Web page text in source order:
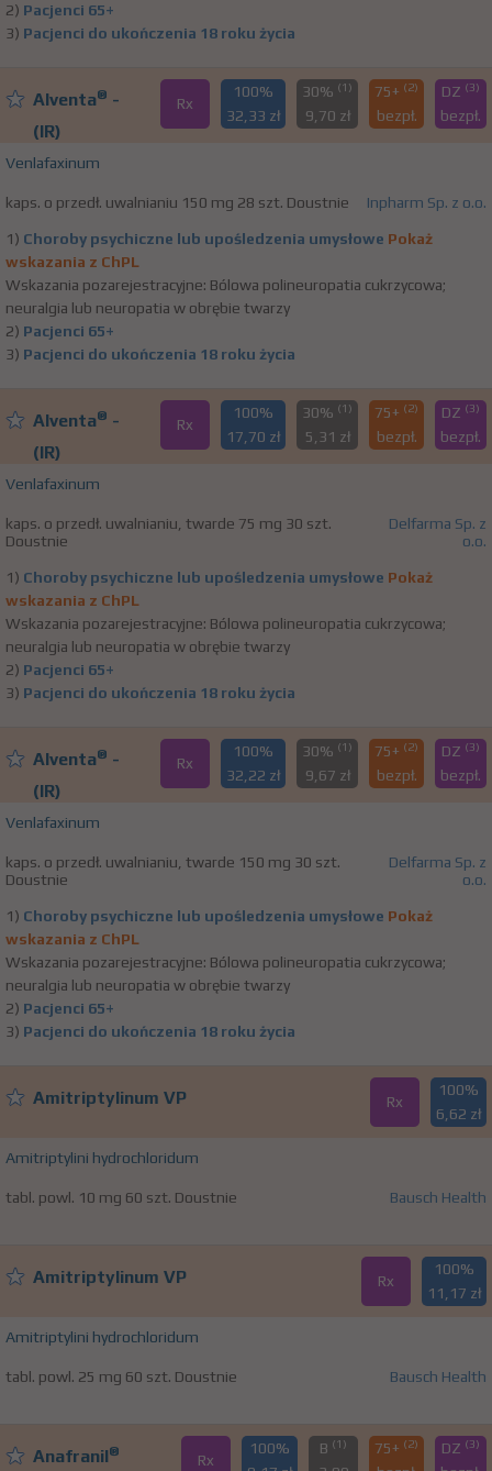
2) Pacjenci 65+
3) Pacjenci do ukończenia 18 roku życia
Alventa® -
(IR)
Rx
100%
32,33 zł
30% (1)
9,70 zł
75+ (2)
bezpł.
DZ (3)
bezpł.
Venlafaxinum
kaps. o przedł. uwalnianiu 150 mg 28 szt. Doustnie Inpharm Sp. z o.o.
1) Choroby psychiczne lub upośledzenia umysłowe Pokaż
wskazania z ChPL
Wskazania pozarejestracyjne: Bólowa polineuropatia cukrzycowa;
neuralgia lub neuropatia w obrębie twarzy
2) Pacjenci 65+
3) Pacjenci do ukończenia 18 roku życia
Alventa® -
(IR)
Rx
100%
17,70 zł
30% (1)
5,31 zł
75+ (2)
bezpł.
DZ (3)
bezpł.
Venlafaxinum
kaps. o przedł. uwalnianiu, twarde 75 mg 30 szt.
Doustnie
Delfarma Sp. z
o.o.
1) Choroby psychiczne lub upośledzenia umysłowe Pokaż
wskazania z ChPL
Wskazania pozarejestracyjne: Bólowa polineuropatia cukrzycowa;
neuralgia lub neuropatia w obrębie twarzy
2) Pacjenci 65+
3) Pacjenci do ukończenia 18 roku życia
Alventa® -
(IR)
Rx
100%
32,22 zł
30% (1)
9,67 zł
75+ (2)
bezpł.
DZ (3)
bezpł.
Venlafaxinum
kaps. o przedł. uwalnianiu, twarde 150 mg 30 szt.
Doustnie
Delfarma Sp. z
o.o.
1) Choroby psychiczne lub upośledzenia umysłowe Pokaż
wskazania z ChPL
Wskazania pozarejestracyjne: Bólowa polineuropatia cukrzycowa;
neuralgia lub neuropatia w obrębie twarzy
2) Pacjenci 65+
3) Pacjenci do ukończenia 18 roku życia
Amitriptylinum VP Rx
100%
6,62 zł
Amitriptylini hydrochloridum
tabl. powl. 10 mg 60 szt. Doustnie Bausch Health
Amitriptylinum VP Rx
100%
11,17 zł
Amitriptylini hydrochloridum
tabl. powl. 25 mg 60 szt. Doustnie Bausch Health
Anafranil® Rx
100%
B (1) 75+ (2) DZ (3)